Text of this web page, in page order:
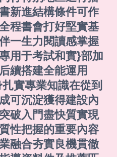
新進結構條件可作
程書會打好堅實基
一生力閱讀感掌握
用于考試和實}部加
續搭建全能運用
實專業知識在從到
可沉淀獲得建設內
破入門盡快質實現
性把握的重要內容
融合夯實良機貫徹